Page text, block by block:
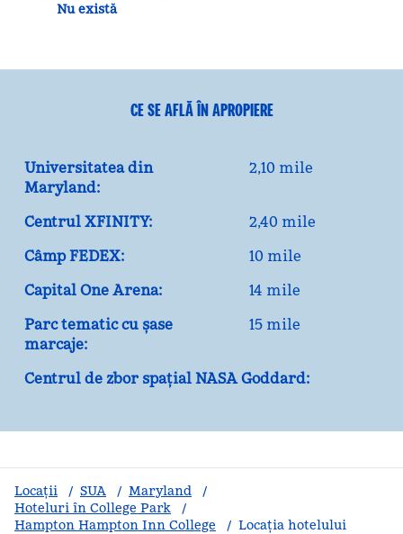
Nu există
CE SE AFLĂ ÎN APROPIERE
Universitatea din
Maryland:
2,10 mile
Centrul XFINITY:
2,40 mile
Câmp FEDEX:
10 mile
Capital One Arena:
14 mile
Parc tematic cu șase
marcaje:
15 mile
Centrul de zbor spațial NASA Goddard:
Locații / SUA / Maryland
/
Hoteluri în College Park
/
Hampton Hampton Inn College
/ Locația hotelului